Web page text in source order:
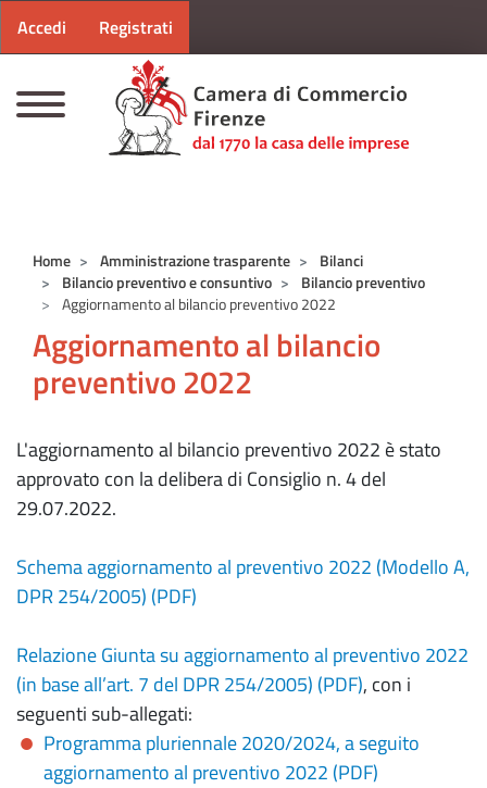
Menu profilo utente
Accedi Registrati
Home Amministrazione trasparente
Bilanci
Bilancio preventivo e consuntivo
Bilancio preventivo
Aggiornamento al bilancio preventivo 2022
Aggiornamento al bilancio
preventivo 2022
L'aggiornamento al bilancio preventivo 2022 è stato
approvato con la delibera di Consiglio n. 4 del
29.07.2022.
Schema aggiornamento al preventivo 2022 (Modello A,
DPR 254/2005) (PDF)
Relazione Giunta su aggiornamento al preventivo 2022
(in base all’art. 7 del DPR 254/2005) (PDF), con i
seguenti sub-allegati:
Programma pluriennale 2020/2024, a seguito
aggiornamento al preventivo 2022 (PDF)